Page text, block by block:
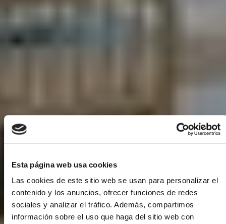
Esta página web usa cookies
Las cookies de este sitio web se usan para personalizar el
contenido y los anuncios, ofrecer funciones de redes
sociales y analizar el tráfico. Además, compartimos
información sobre el uso que haga del sitio web con